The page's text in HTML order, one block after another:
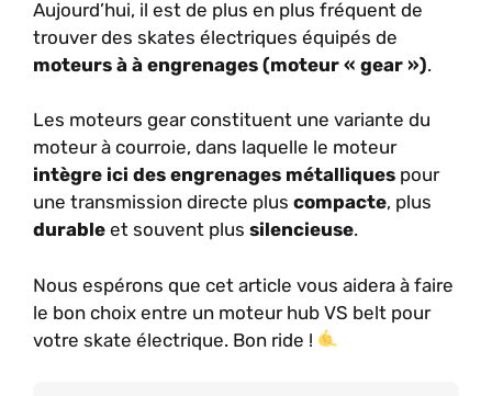
Aujourd’hui, il est de plus en plus fréquent de
trouver des skates électriques équipés de
moteurs à à engrenages (moteur « gear »).
Les moteurs gear constituent une variante du
moteur à courroie, dans laquelle le moteur
intègre ici des engrenages métalliques pour
une transmission directe plus compacte, plus
durable et souvent plus silencieuse.
Nous espérons que cet article vous aidera à faire
le bon choix entre un moteur hub VS belt pour
votre skate électrique. Bon ride !